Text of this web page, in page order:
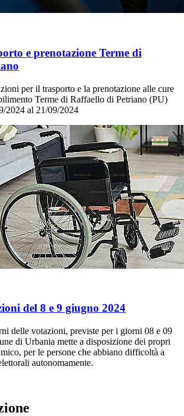
e prenotazione Terme di
per il trasporto e la prenotazione alle cure
Terme di Raffaello di Petriano (PU)
2024 al 21/09/2024
del 8 e 9 giugno 2024
delle votazioni, previste per i giorni 08 e 09
di Urbania mette a disposizione dei propri
per le persone che abbiano difficoltà a
autonomamente.